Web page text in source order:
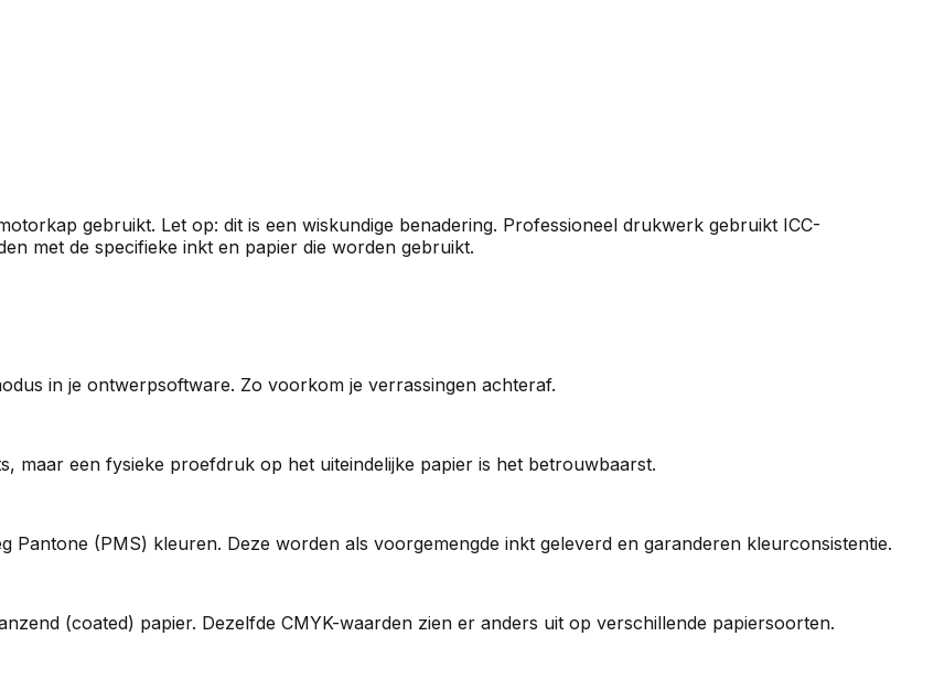
gebruikt. Let op: dit is een wiskundige benadering. Professioneel drukwerk gebruikt ICC-
met de specifieke inkt en papier die worden gebruikt.
in je ontwerpsoftware. Zo voorkom je verrassingen achteraf.
maar een fysieke proefdruk op het uiteindelijke papier is het betrouwbaarst.
(PMS) kleuren. Deze worden als voorgemengde inkt geleverd en garanderen kleurconsistentie.
(coated) papier. Dezelfde CMYK-waarden zien er anders uit op verschillende papiersoorten.